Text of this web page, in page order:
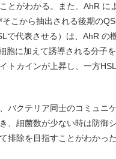
とがわかる。また、AhR に
こから抽出される後期の
で代表させる）は、AhR の
胞に加えて誘導される分子
トカインが上昇し、一方
バクテリア同士のコミュニ
、細菌数が少ない時は防御
排除を目指すことがわかっ